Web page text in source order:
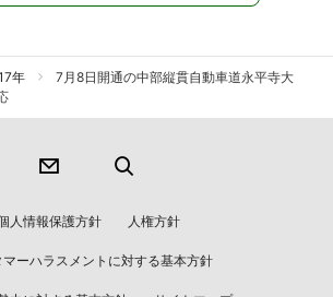
年
7月8日開通の中部縦貫自動車道永平寺大
人情報保護方針 人権方針
マーハラスメントに対する基本方針